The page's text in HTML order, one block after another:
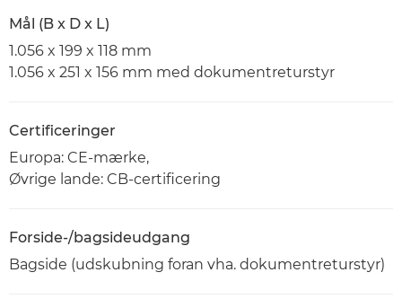
Mål (B x D x L)
1.056 x 199 x 118 mm
1.056 x 251 x 156 mm med dokumentreturstyr
Certificeringer
Europa: CE-mærke,
Øvrige lande: CB-certificering
Forside-/bagsideudgang
Bagside (udskubning foran vha. dokumentreturstyr)